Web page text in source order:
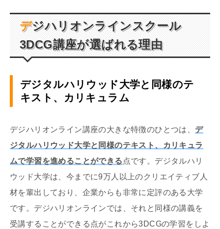
デジハリオンラインスクール
3DCG講座が選ばれる理由
デジタルハリウッド大学と同様のテ
キスト、カリキュラム
デジハリオンライン講座の大きな特徴のひとつは、 デ
ジタルハリウッド大学と同様のテキスト、カリキュラ
ムで学習を進めることができる 点です。デジタルハリ
ウッド大学は、今までに9万人以上のクリエイティブ人
材を輩出しており、企業からも非常に定評のある大学
です。デジハリオンラインでは、それと同様の講義を
受講することができる点がこれから3DCGの学習をしよ